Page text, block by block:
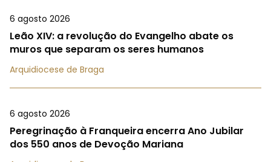
6 agosto 2026
Leão XIV: a revolução do Evangelho abate os
muros que separam os seres humanos
Arquidiocese de Braga
6 agosto 2026
Peregrinação à Franqueira encerra Ano Jubilar
dos 550 anos de Devoção Mariana